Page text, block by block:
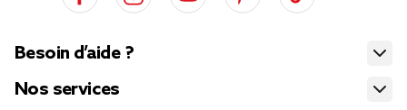
Besoin d’aide ?
Nos services